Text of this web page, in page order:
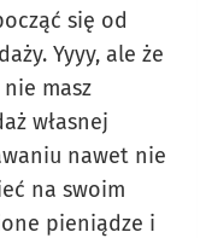
się od
Yyyy, ale że
masz
własnej
nawet nie
na swoim
pieniądze i